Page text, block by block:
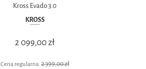
Kross Evado 3.0
KROSS
2 099,00 zł
Cena regularna:2 399,00 zł